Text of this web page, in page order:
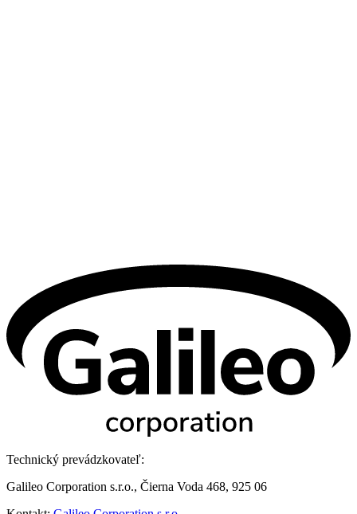
Technický prevádzkovateľ:
Galileo Corporation s.r.o., Čierna Voda 468, 925 06